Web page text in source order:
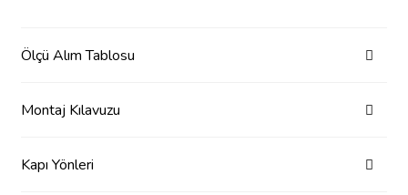
Ölçü Alım Tablosu
Montaj Kılavuzu
Kapı Yönleri